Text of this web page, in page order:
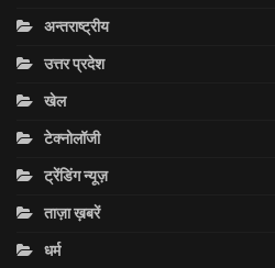
अन्तराष्ट्रीय
उत्तर प्रदेश
खेल
टेक्नोलॉजी
ट्रेंडिंग न्यूज़
ताज़ा ख़बरें
धर्म